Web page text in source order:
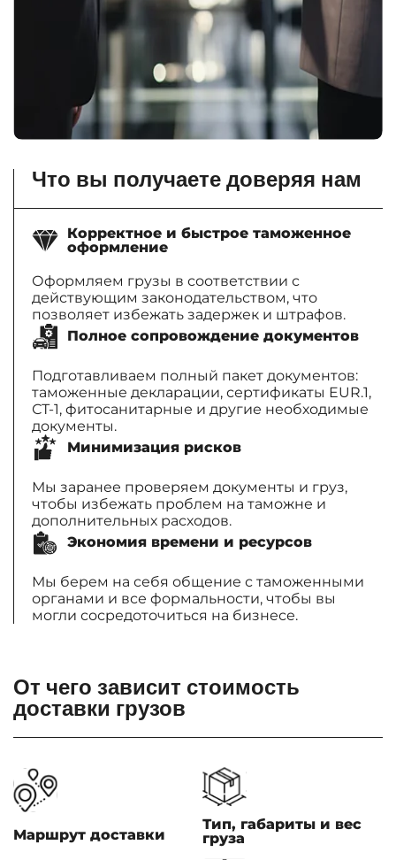
Что вы получаете доверяя нам
Корректное и быстрое таможенное
оформление
Оформляем грузы в соответствии с
действующим законодательством, что
позволяет избежать задержек и штрафов.
Полное сопровождение документов
Подготавливаем полный пакет документов:
таможенные декларации, сертификаты EUR.1,
СТ-1, фитосанитарные и другие необходимые
документы.
Минимизация рисков
Мы заранее проверяем документы и груз,
чтобы избежать проблем на таможне и
дополнительных расходов.
Экономия времени и ресурсов
Мы берем на себя общение с таможенными
органами и все формальности, чтобы вы
могли сосредоточиться на бизнесе.
От чего зависит стоимость
доставки грузов
Маршрут доставки
Тип, габариты и вес
груза